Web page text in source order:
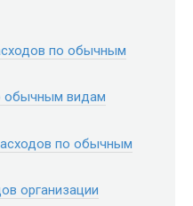
по обычным
обычным видам
по обычным
организации